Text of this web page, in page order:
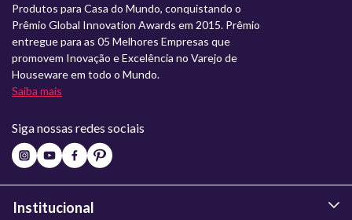
Produtos para Casa do Mundo, conquistando o
Prêmio Global Innovation Awards em 2015. Prêmio
entregue para as 05 Melhores Empresas que
promovem Inovação e Excelência no Varejo de
Houseware em todo o Mundo.
Saiba mais
Siga nossas redes sociais
Institucional